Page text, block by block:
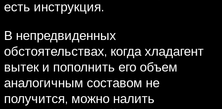
есть инструкция.
В непредвиденных
обстоятельствах, когда хладагент
вытек и пополнить его объем
аналогичным составом не
получится, можно налить